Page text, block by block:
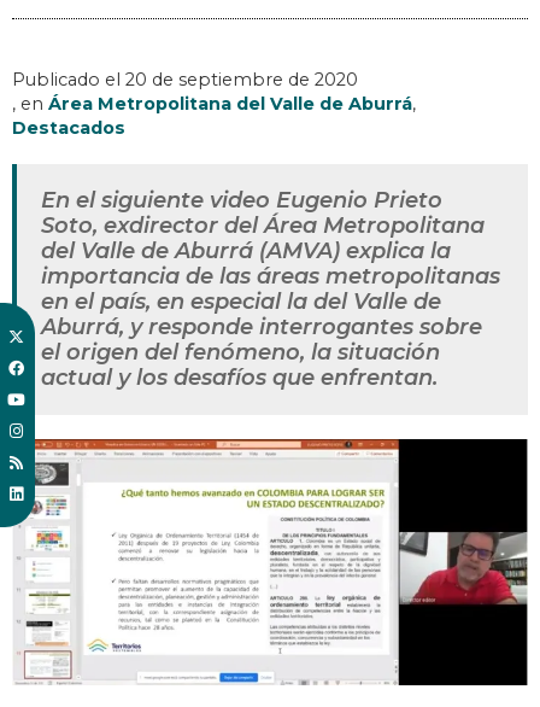
Publicado el 20 de septiembre de 2020
, en Área Metropolitana del Valle de Aburrá,
Destacados
En el siguiente video Eugenio Prieto
Soto, exdirector del Área Metropolitana
del Valle de Aburrá (AMVA) explica la
importancia de las áreas metropolitanas
en el país, en especial la del Valle de
Aburrá, y responde interrogantes sobre
el origen del fenómeno, la situación
actual y los desafíos que enfrentan.